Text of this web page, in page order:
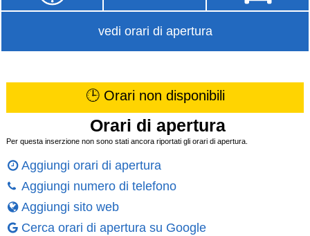
vedi orari di apertura
🕒 Orari non disponibili
Orari di apertura
Per questa inserzione non sono stati ancora riportati gli orari di apertura.
Aggiungi orari di apertura
Aggiungi numero di telefono
Aggiungi sito web
Cerca orari di apertura su Google